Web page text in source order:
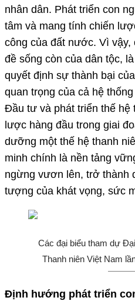
nhân dân. Phát triển con
tâm và mang tính chiến
công của đất nước. Vì vậy,
đề sống còn của dân tộc,
quyết định sự thành bại
quan trọng của cả hệ
Đầu tư và phát triển thế hệ
lược hàng đầu trong giai
dưỡng một thế hệ thanh
minh chính là nền tảng
ngừng vươn lên, trở thành
tượng của khát vọng, sức
Các đại biểu tham dự
Thanh niên Việt Nam
Định hướng phát triển